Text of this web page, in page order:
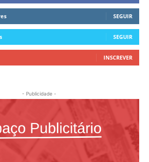
SEGUIR
SEGUIR
INSCREVER
- Publicidade -